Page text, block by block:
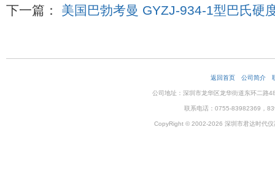
下一篇： 美国巴勃考曼 GYZJ-934-1型巴氏硬
返回首页 公司简介
公司地址：深圳市龙华区龙华街道东环二
联系电话：0755-83982369，
CopyRight © 2002-2026 深圳市君达时代